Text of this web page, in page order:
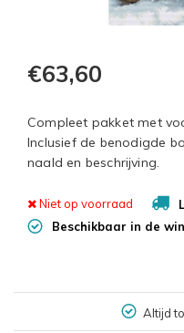
€63,60
Compleet pakket met
Inclusief de benodigde
naald en beschrijving.
Niet op voorraad
Beschikbaar in de
Altijd